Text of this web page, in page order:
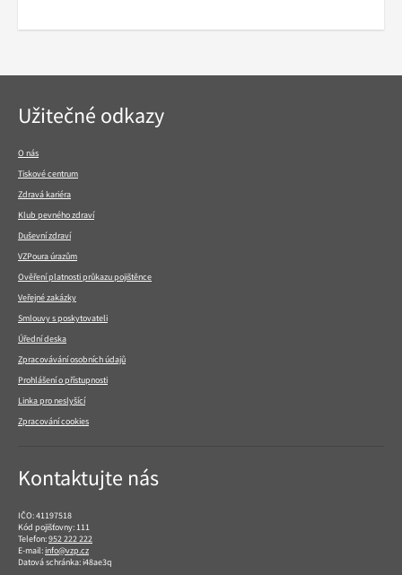
Navigace
v
Užitečné odkazy
O nás
Tiskové centrum
Zdravá kariéra
Klub pevného zdraví
Duševní zdraví
VZPoura úrazům
Ověření platnosti průkazu pojištěnce
Veřejné zakázky
Smlouvy s poskytovateli
Úřední deska
Zpracovávání osobních údajů
Prohlášení o přístupnosti
Linka pro neslyšící
Zpracování cookies
Kontaktujte nás
IČO: 41197518
Kód pojišťovny: 111
Telefon:952 222 222
E-mail:info@vzp.cz
Datová schránka: i48ae3q